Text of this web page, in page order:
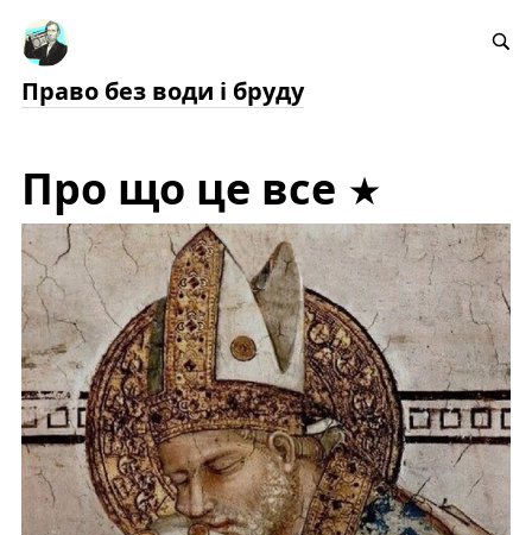
Право без води і бруду
Про що це все